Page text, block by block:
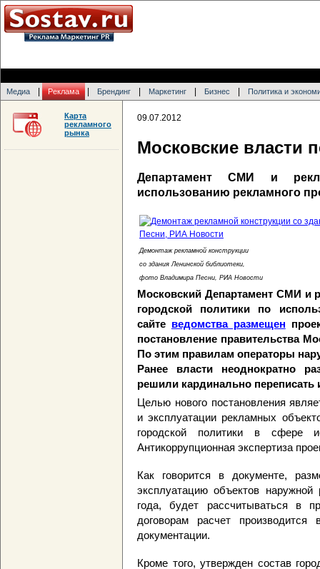
Медиа Реклама Брендинг Маркетинг Бизнес Политика и
09.07.2012
Московские власти
Департамент СМИ и
использованию рекламного
Демонтаж рекламной конструкции
со здания Ленинской библиотеки,
фото Владимира Песни, РИА Новости
Московский Департамент СМИ и
городской политики по
сайте ведомства размещен
постановление правительства
По этим правилам операторы
Ранее власти неоднократно
решили кардинально переписать
Целью нового постановления
и эксплуатации рекламных
городской политики в сфере
Антикоррупционная экспертиза
Как говорится в документе,
эксплуатацию объектов
года, будет рассчитываться в
договорам расчет
документации.
Кроме того, утвержден состав
Карта
рекламного
рынка